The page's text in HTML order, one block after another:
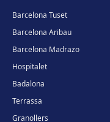
Barcelona Tuset
Barcelona Aribau
Barcelona Madrazo
Hospitalet
Badalona
Terrassa
Granollers